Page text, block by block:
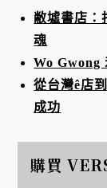
敝墟書店：
魂
Wo Gwong
從台灣ê店
成功
購買